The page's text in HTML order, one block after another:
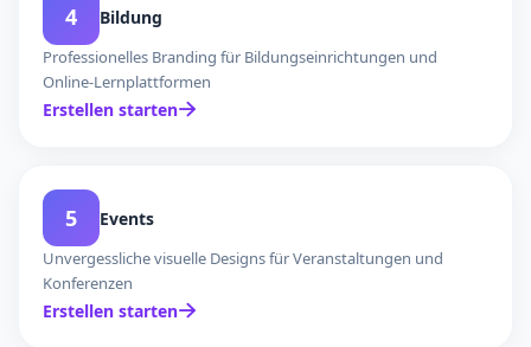
4 Bildung
Professionelles Branding für Bildungseinrichtungen und
Online-Lernplattformen
Erstellen starten
5 Events
Unvergessliche visuelle Designs für Veranstaltungen und
Konferenzen
Erstellen starten